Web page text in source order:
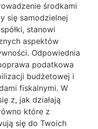
środkami
się samodzielnej
stanowi
aspektów
Odpowiednia
podatkowa
budżetowej i
fiskalnymi. W
z, jak działają
które z
się do Twoich